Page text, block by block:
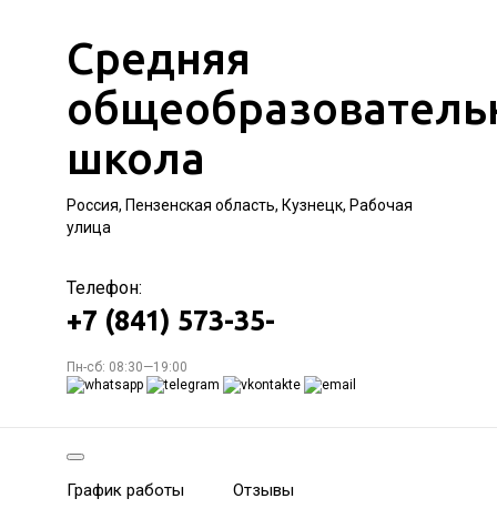
Средняя
школа
Россия, Пензенская область, Кузнецк, Рабочая
улица
Телефон:
+7 (841) 573-35-
Пн-сб: 08:30—19:00
График работы Отзывы